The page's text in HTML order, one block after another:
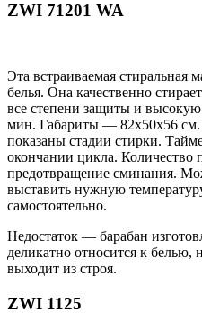
ZWI 71201 WA
Эта встраиваемая стиральная
белья. Она качественно
все степени защиты и
мин. Габариты — 82х50х56
показаны стадии стирки.
окончании цикла.
предотвращение сминания.
выставить нужную
самостоятельно.
Недостаток — барабан
деликатно относится к белью,
выходит из строя.
ZWI 1125